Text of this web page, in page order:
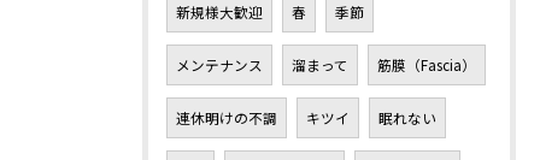
新規様大歓迎 春 季節
メンテナンス 溜まって 筋膜（Fascia）
連休明けの不調 キツイ 眠れない